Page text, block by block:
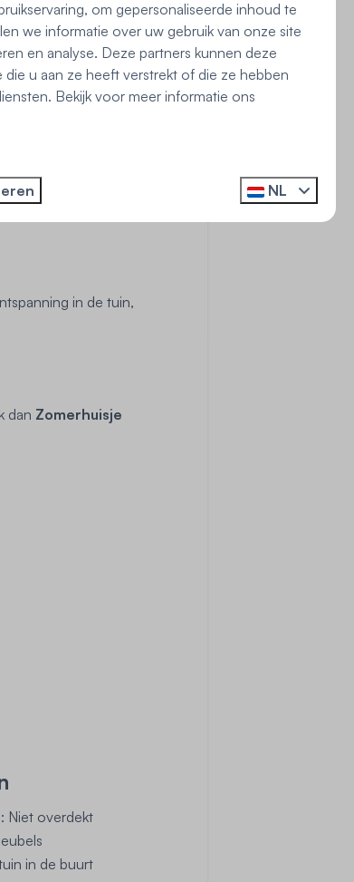
in de tuin,
dan Zomerhuisje
Niet overdekt
in de buurt
om gepersonaliseerde inhoud te
we informatie over uw gebruik van onze site
en analyse. Deze partners kunnen deze
u aan ze heeft verstrekt of die ze hebben
Bekijk voor meer informatie ons
NL